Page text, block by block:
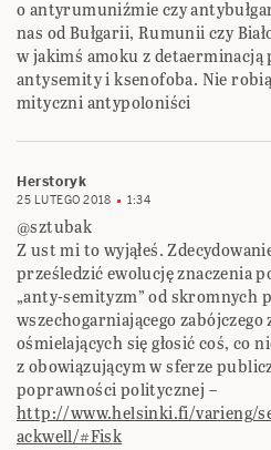
o antyrumuniźmie czy
nas od Bułgarii, Rumunii czy
w jakimś amoku z detaerminacją
antysemity i ksenofoba. Nie
mityczni antypoloniści
Herstoryk
25 LUTEGO 2018 1:34
@sztubak
Z ust mi to wyjąłeś.
prześledzić ewolucję znaczenia
„anty-semityzm” od skromnych
wszechogarniającego
ośmielających się głosić coś, co
z obowiązującym w sferze
poprawności politycznej –
http://www.helsinki.fi/varieng/
ackwell/#Fisk